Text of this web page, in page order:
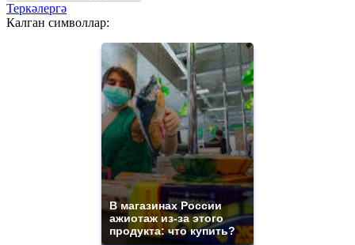
Теркәлергә
Калган символлар:
В магазинах России
ажиотаж из-за этого
продукта: что купить?